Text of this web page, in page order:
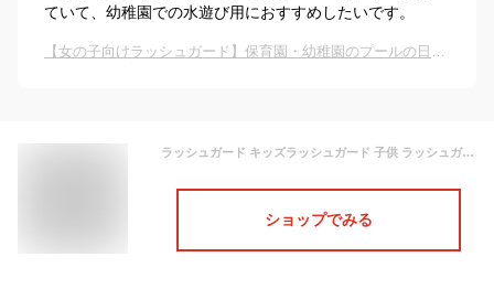
ていて、幼稚園での水遊び用におすすめしたいです。
【女の子向けラッシュガード】保育園・幼稚園のプールの日焼け対策に着るおすすめは？
ラッシュガード キッズラッシュガード 子供 ラッシュガード女の子 長袖 フードなし リボン 二段フリル UVカット 日焼け防止 100サイズ 110サイズ 120サイズ 130サイズ かわいい 柄たくさん 女の子 学校用 保育園用 幼稚園用
ショップでみる